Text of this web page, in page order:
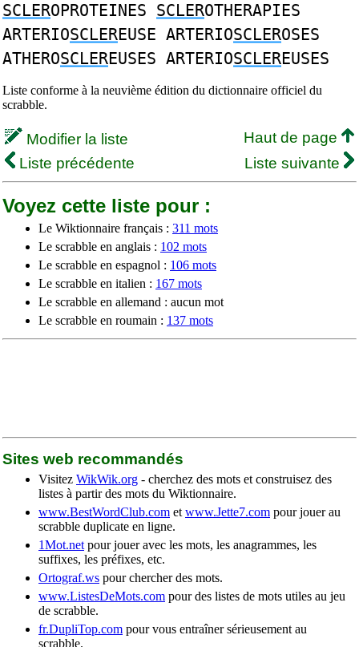
SCLEROPROTEINES SCLEROTHERAPIES
ARTERIOSCLEREUSE ARTERIOSCLEROSES
ATHEROSCLEREUSES ARTERIOSCLEREUSES
Liste conforme à la neuvième édition du dictionnaire officiel du
scrabble.
Modifier la liste
Haut de page
Liste précédente
Liste suivante
Voyez cette liste pour :
Le Wiktionnaire français : 311 mots
Le scrabble en anglais : 102 mots
Le scrabble en espagnol : 106 mots
Le scrabble en italien : 167 mots
Le scrabble en allemand : aucun mot
Le scrabble en roumain : 137 mots
Sites web recommandés
Visitez WikWik.org - cherchez des mots et construisez des
listes à partir des mots du Wiktionnaire.
www.BestWordClub.com et www.Jette7.com pour jouer au
scrabble duplicate en ligne.
1Mot.net pour jouer avec les mots, les anagrammes, les
suffixes, les préfixes, etc.
Ortograf.ws pour chercher des mots.
www.ListesDeMots.com pour des listes de mots utiles au jeu
de scrabble.
fr.DupliTop.com pour vous entraîner sérieusement au
scrabble.